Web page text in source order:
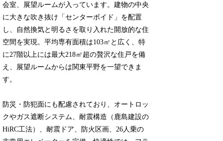
会室、展望ルームが入っています。建物の中央
に大きな吹き抜け「センターボイド」を配置
し、自然換気と明るさを取り入れた開放的な住
空間を実現。平均専有面積は103㎡と広く、特
に27階以上には最大218㎡超の贅沢な住戸を備
え、展望ルームからは関東平野を一望できま
す。
防災・防犯面にも配慮されており、オートロッ
クやガス遮断システム、耐震構造（鹿島建設の
HiRC工法）、耐震ドア、防火区画、26人乗の